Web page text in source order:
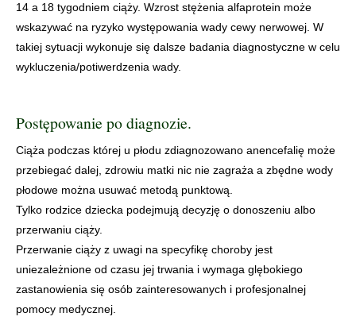
14 a 18 tygodniem ciąży. Wzrost stężenia alfaprotein może
wskazywać na ryzyko występowania wady cewy nerwowej. W
takiej sytuacji wykonuje się dalsze badania diagnostyczne w celu
wykluczenia/potiwerdzenia wady.
Postępowanie po diagnozie.
Ciąża podczas której u płodu zdiagnozowano anencefalię może
przebiegać dalej, zdrowiu matki nic nie zagraża a zbędne wody
płodowe można usuwać metodą punktową.
Tylko rodzice dziecka podejmują decyzję o donoszeniu albo
przerwaniu ciąży.
Przerwanie ciąży z uwagi na specyfikę choroby jest
uniezależnione od czasu jej trwania i wymaga glębokiego
zastanowienia się osób zainteresowanych i profesjonalnej
pomocy medycznej.